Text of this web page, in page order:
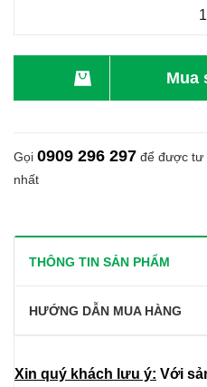
Mua
Gọi 0909 296 297 để được tư
nhất
THÔNG TIN SẢN PHẨM
HƯỚNG DẪN MUA HÀNG
Xin quý khách lưu ý: Với